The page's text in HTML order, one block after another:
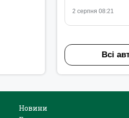
2 серпня 08:21
Всі
Новини